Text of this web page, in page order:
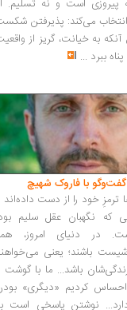
پیروزی است و نه تسلیم.
انتخاب می‌کند: پذیرفتن
به خیانت، گریز از
ببرد ...
گفت‌وگو با فاروک شهیچ‭
ترمزِ خود را از دست داده‌اند
که نگهبان عقل سلیم
در دنیای امروز،
باشند؛ یعنی
باشد... ما با گوشت
کردیم «دیگری»
نوشتن پاسخی است